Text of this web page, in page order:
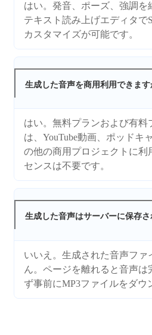
はい。発音、ポーズ、強調を
テキスト読み上げエディタで
カスタマイズが可能です。
生成した音声を商用利用できます
はい。無料プランおよび有料
は、YouTube動画、ポッドキ
の他の商用プロジェクトに利
センスは不要です。
生成した音声はサーバーに保存さ
いいえ。生成された音声フ
ん。ページを離れると音声
ず事前にMP3ファイルをダウ